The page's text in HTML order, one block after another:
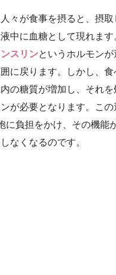
々が食事を摂ると、摂
中に血糖として現れます
スリンというホルモン
に戻ります。しかし、
の糖質が増加し、それ
が必要となります。こ
に負担をかけ、その機能
なくなるのです。